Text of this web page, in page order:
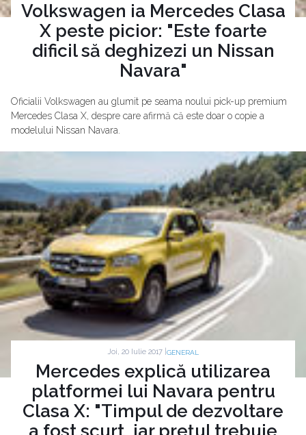
Volkswagen ia Mercedes Clasa
X peste picior: "Este foarte
dificil să deghizezi un Nissan
Navara"
Oficialii Volkswagen au glumit pe seama noului pick-up premium
Mercedes Clasa X, despre care afirmă că este doar o copie a
modelului Nissan Navara.
Joi, 20 Iulie 2017 | GENERAL
Mercedes explică utilizarea
platformei lui Navara pentru
Clasa X: "Timpul de dezvoltare
a fost scurt, iar prețul trebuie